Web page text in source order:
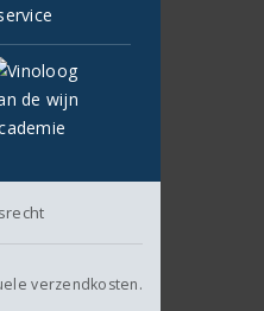
verzendkosten.